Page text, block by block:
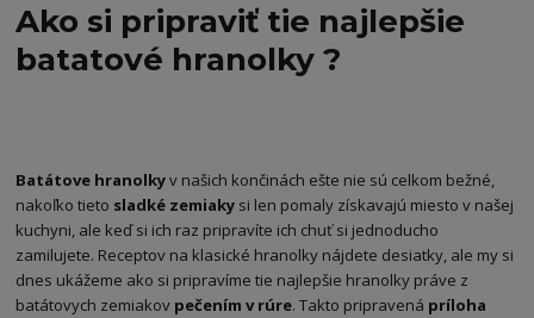
Ako si pripraviť tie najlepšie
batatové hranolky ?
Batátove hranolkyv našich končinách ešte nie sú celkom bežné,
nakoľko tieto sladké zemiaky si len pomaly získavajú miesto v našej
kuchyni, ale keď si ich raz pripravíte ich chuť si jednoducho
zamilujete. Receptov na klasické hranolky nájdete desiatky, ale my si
dnes ukážeme ako si pripravíme tie najlepšie hranolky práve z
batátovych zemiakov pečením v rúre. Takto pripravená príloha